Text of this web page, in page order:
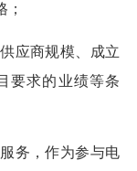
应商规模、成立
要求的业绩等条
务，作为参与电